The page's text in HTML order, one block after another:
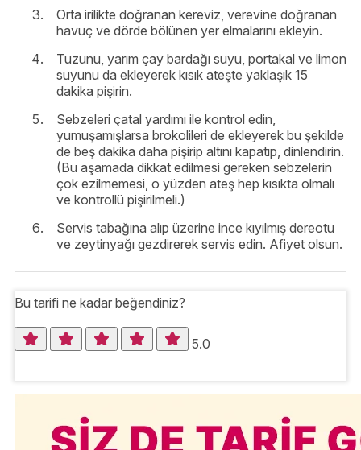
Orta irilikte doğranan kereviz, verevine doğranan
havuç ve dörde bölünen yer elmalarını ekleyin.
Tuzunu, yarım çay bardağı suyu, portakal ve limon
suyunu da ekleyerek kısık ateşte yaklaşık 15
dakika pişirin.
Sebzeleri çatal yardımı ile kontrol edin,
yumuşamışlarsa brokolileri de ekleyerek bu şekilde
de beş dakika daha pişirip altını kapatıp, dinlendirin.
(Bu aşamada dikkat edilmesi gereken sebzelerin
çok ezilmemesi, o yüzden ateş hep kısıkta olmalı
ve kontrollü pişirilmeli.)
Servis tabağına alıp üzerine ince kıyılmış dereotu
ve zeytinyağı gezdirerek servis edin. Afiyet olsun.
Bu tarifi ne kadar beğendiniz?
5.0